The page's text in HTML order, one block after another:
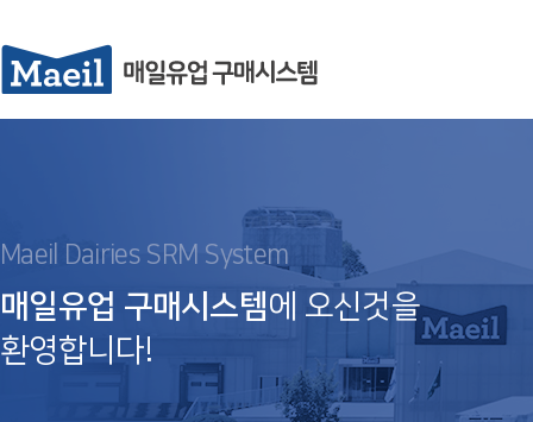
Maeil Dairies SRM System
매일유업 구매시스템에 오신것을
환영합니다!